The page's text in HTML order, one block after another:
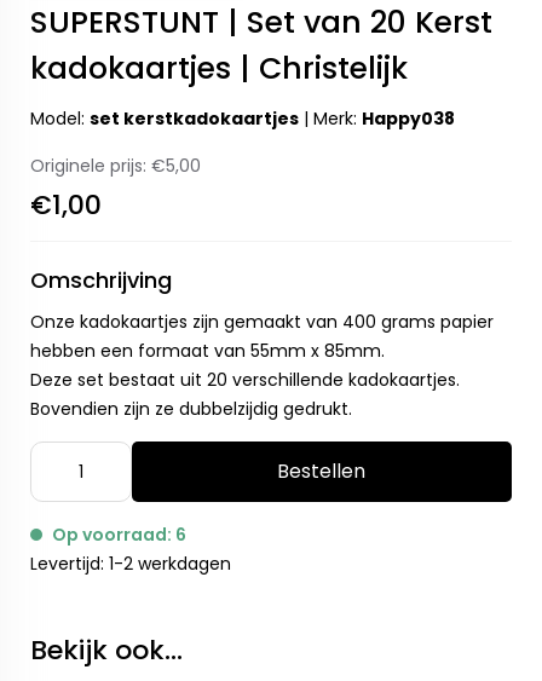
SUPERSTUNT | Set van 20 Kerst
kadokaartjes | Christelijk
Model: set kerstkadokaartjes | Merk: Happy038
Originele prijs: €5,00
€1,00
Omschrijving
Onze kadokaartjes zijn gemaakt van 400 grams papier
hebben een formaat van 55mm x 85mm.
Deze set bestaat uit 20 verschillende kadokaartjes.
Bovendien zijn ze dubbelzijdig gedrukt.
Bestellen
Op voorraad: 6
Levertijd: 1-2 werkdagen
Bekijk ook...